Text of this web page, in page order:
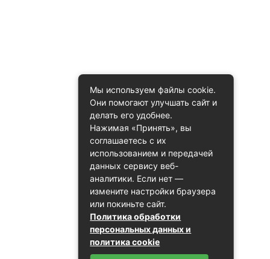
Мы используем файлы cookie.
Они помогают улучшать сайт и
делать его удобнее.
Нажимая «Принять», вы
соглашаетесь с их
использованием и передачей
данных сервису веб-
аналитики. Если нет —
измените настройки браузера
или покиньте сайт.
Политика обработки
персональных данных и
политика cookie